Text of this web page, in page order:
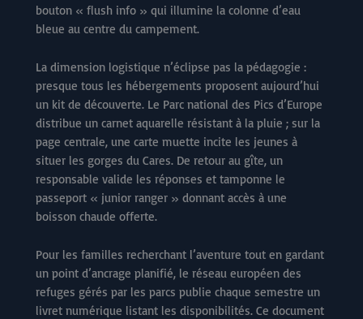
bouton « flush info » qui illumine la colonne d’eau
bleue au centre du campement.
La dimension logistique n’éclipse pas la pédagogie :
presque tous les hébergements proposent aujourd’hui
un kit de découverte. Le Parc national des Pics d’Europe
distribue un carnet aquarelle résistant à la pluie ; sur la
page centrale, une carte muette incite les jeunes à
situer les gorges du Cares. De retour au gîte, un
responsable valide les réponses et tamponne le
passeport « junior ranger » donnant accès à une
boisson chaude offerte.
Pour les familles recherchant l’aventure tout en gardant
un point d’ancrage planifié, le réseau européen des
refuges gérés par les parcs publie chaque semestre un
livret numérique listant les disponibilités. Ce document